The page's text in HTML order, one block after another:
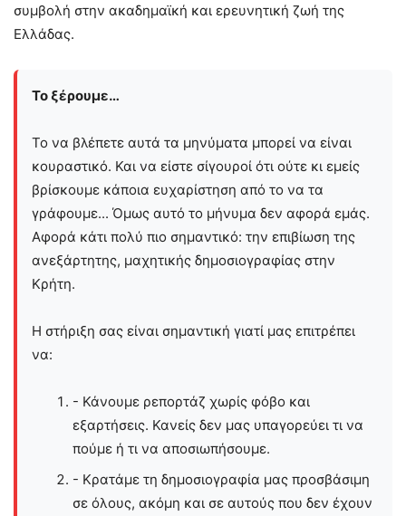
συμβολή στην ακαδημαϊκή και ερευνητική ζωή της
Ελλάδας.
Το ξέρουμε…
Το να βλέπετε αυτά τα μηνύματα μπορεί να είναι
κουραστικό. Και να είστε σίγουροί ότι ούτε κι εμείς
βρίσκουμε κάποια ευχαρίστηση από το να τα
γράφουμε... Όμως αυτό το μήνυμα δεν αφορά εμάς.
Αφορά κάτι πολύ πιο σημαντικό: την επιβίωση της
ανεξάρτητης, μαχητικής δημοσιογραφίας στην
Kρήτη.
Η στήριξη σας είναι σημαντική γιατί μας επιτρέπει
να:
- Κάνουμε ρεπορτάζ χωρίς φόβο και
εξαρτήσεις. Κανείς δεν μας υπαγορεύει τι να
πούμε ή τι να αποσιωπήσουμε.
- Κρατάμε τη δημοσιογραφία μας προσβάσιμη
σε όλους, ακόμη και σε αυτούς που δεν έχουν